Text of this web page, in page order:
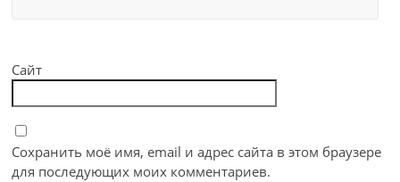
Сайт
Сохранить моё имя, email и адрес сайта в этом браузере
для последующих моих комментариев.